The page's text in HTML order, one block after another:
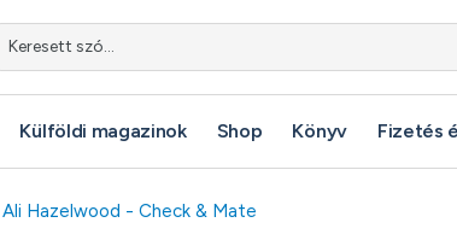
Keresett szó...
Külföldi magazinok Shop Könyv Fizetés
Ali Hazelwood - Check & Mate